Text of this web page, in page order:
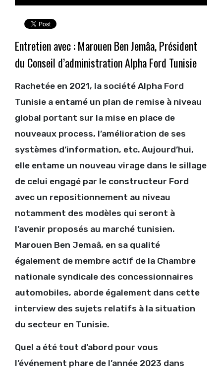
Entretien avec :Marouen Ben Jemâa, Président
du Conseil d’administration Alpha Ford Tunisie
Rachetée en 2021, la société Alpha Ford
Tunisie a entamé un plan de remise à niveau
global portant sur la mise en place de
nouveaux process, l’amélioration de ses
systèmes d’information, etc. Aujourd’hui,
elle entame un nouveau virage dans le sillage
de celui engagé par le constructeur Ford
avec un repositionnement au niveau
notamment des modèles qui seront à
l’avenir proposés au marché tunisien.
Marouen Ben Jemaâ, en sa qualité
également de membre actif de la Chambre
nationale syndicale des concessionnaires
automobiles, aborde également dans cette
interview des sujets relatifs à la situation
du secteur en Tunisie.
Quel a été tout d’abord pour vous
l’événement phare de l’année 2023 dans